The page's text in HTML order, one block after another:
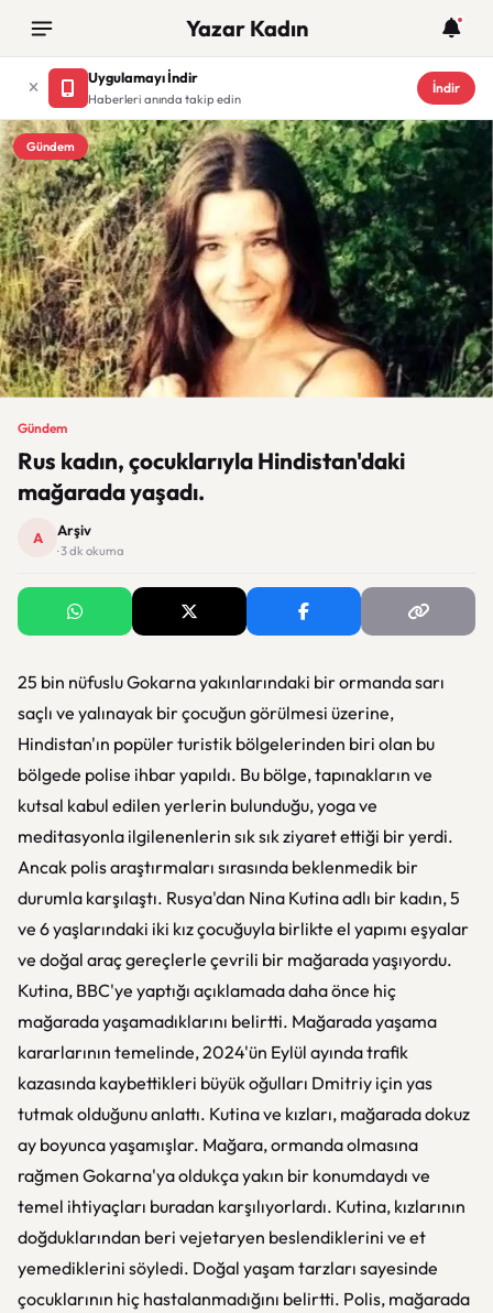
Yazar Kadın
Uygulamayı İndir
Haberleri anında takip edin
İndir
Gündem
Gündem
Rus kadın, çocuklarıyla Hindistan'daki
mağarada yaşadı.
A Arşiv
· 3 dk okuma
25 bin nüfuslu Gokarna yakınlarındaki bir ormanda sarı
saçlı ve yalınayak bir çocuğun görülmesi üzerine,
Hindistan'ın popüler turistik bölgelerinden biri olan bu
bölgede polise ihbar yapıldı. Bu bölge, tapınakların ve
kutsal kabul edilen yerlerin bulunduğu, yoga ve
meditasyonla ilgilenenlerin sık sık ziyaret ettiği bir yerdi.
Ancak polis araştırmaları sırasında beklenmedik bir
durumla karşılaştı. Rusya'dan Nina Kutina adlı bir kadın, 5
ve 6 yaşlarındaki iki kız çocuğuyla birlikte el yapımı eşyalar
ve doğal araç gereçlerle çevrili bir mağarada yaşıyordu.
Kutina, BBC'ye yaptığı açıklamada daha önce hiç
mağarada yaşamadıklarını belirtti. Mağarada yaşama
kararlarının temelinde, 2024'ün Eylül ayında trafik
kazasında kaybettikleri büyük oğulları Dmitriy için yas
tutmak olduğunu anlattı. Kutina ve kızları, mağarada dokuz
ay boyunca yaşamışlar. Mağara, ormanda olmasına
rağmen Gokarna'ya oldukça yakın bir konumdaydı ve
temel ihtiyaçları buradan karşılıyorlardı. Kutina, kızlarının
doğduklarından beri vejetaryen beslendiklerini ve et
yemediklerini söyledi. Doğal yaşam tarzları sayesinde
çocuklarının hiç hastalanmadığını belirtti. Polis, mağarada